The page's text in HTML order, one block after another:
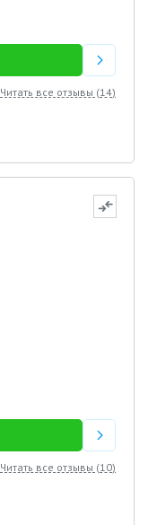
Читать все отзывы (14)
Читать все отзывы (10)